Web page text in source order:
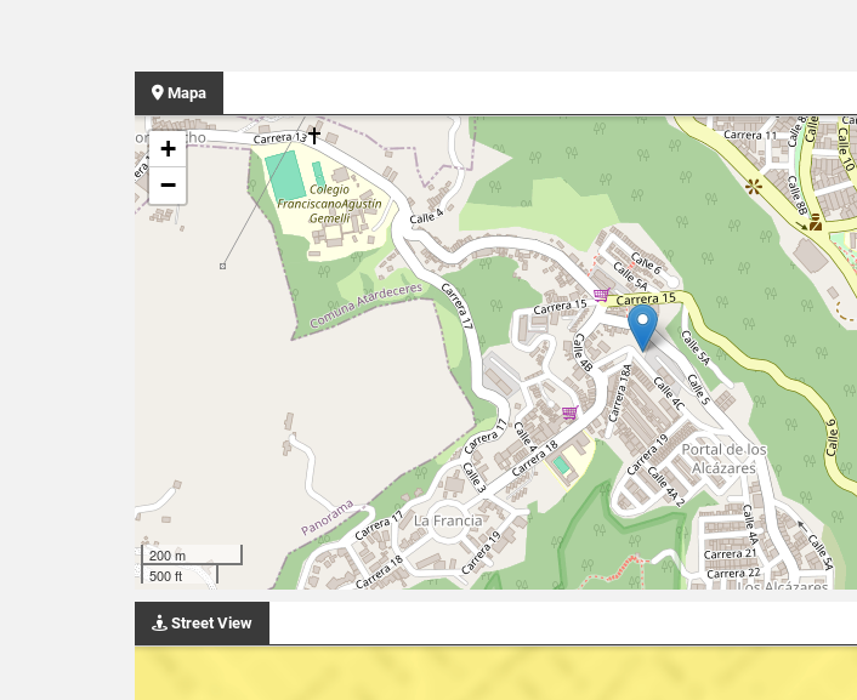
Mapa
+
−
200 m
500 ft
Street View